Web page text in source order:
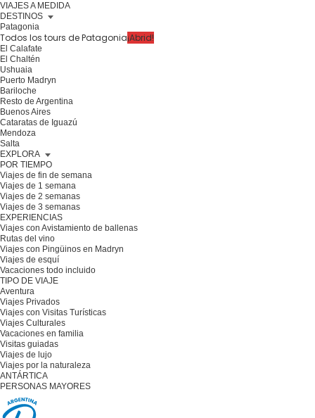
VIAJES A MEDIDA
DESTINOS
Patagonia
Todos los tours de Patagonia¡Abrid!
El Calafate
El Chaltén
Ushuaia
Puerto Madryn
Bariloche
Resto de Argentina
Buenos Aires
Cataratas de Iguazú
Mendoza
Salta
EXPLORA
POR TIEMPO
Viajes de fin de semana
Viajes de 1 semana
Viajes de 2 semanas
Viajes de 3 semanas
EXPERIENCIAS
Viajes con Avistamiento de ballenas
Rutas del vino
Viajes con Pingüinos en Madryn
Viajes de esquí
Vacaciones todo incluido
TIPO DE VIAJE
Aventura
Viajes Privados
Viajes con Visitas Turísticas
Viajes Culturales
Vacaciones en familia
Visitas guiadas
Viajes de lujo
Viajes por la naturaleza
ANTÁRTICA
PERSONAS MAYORES